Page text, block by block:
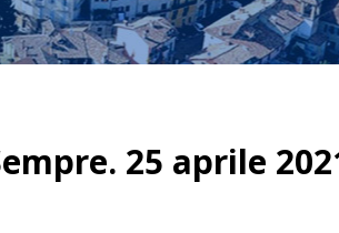
25 aprile